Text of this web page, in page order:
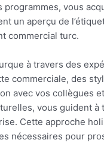
vous
un aperçu de
commercial turc.
à travers des
commerciale, des
avec vos collègues
vous guident à
Cette approche
nécessaires pour